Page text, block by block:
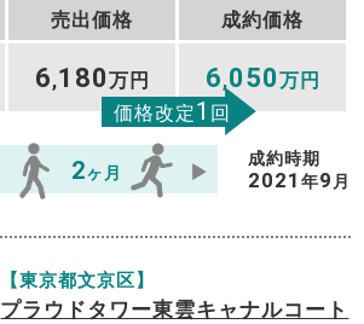
売出価格 成約価格
6,180万円 6,050万円
価格改定1 回
2ヶ月
成約時期
2021 年9 月
【東京都文京区】
プラウドタワー東雲キャナルコート